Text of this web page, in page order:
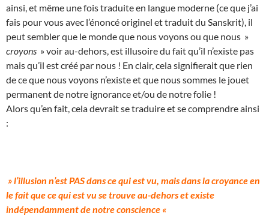
ainsi, et même une fois traduite en langue moderne (ce que j’ai
fais pour vous avec l’énoncé originel et traduit du Sanskrit), il
peut sembler que le monde que nous voyons ou que nous »
croyons » voir au-dehors, est illusoire du fait qu’il n’existe pas
mais qu’il est créé par nous ! En clair, cela signifierait que rien
de ce que nous voyons n’existe et que nous sommes le jouet
permanent de notre ignorance et/ou de notre folie !
Alors qu’en fait, cela devrait se traduire et se comprendre ainsi
:
» l’illusion n’est PAS dans ce qui est vu, mais dans la croyance en
le fait que ce qui est vu se trouve au-dehors et existe
indépendamment de notre conscience «